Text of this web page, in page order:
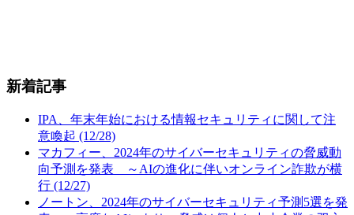
新着記事
IPA、年末年始における情報セキュリティに関して注
意喚起 (12/28)
マカフィー、2024年のサイバーセキュリティの脅威動
向予測を発表 ～AIの進化に伴いオンライン詐欺が横
行 (12/27)
ノートン、2024年のサイバーセキュリティ予測5選を発